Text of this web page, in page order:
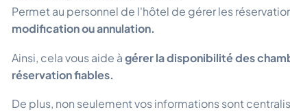
Permet au personnel de l'hôtel de gérer les
modification ou annulation.
Ainsi, cela vous aide àgérer la disponibilité des
réservation fiables.
De plus, non seulement vos informations sont